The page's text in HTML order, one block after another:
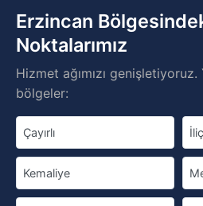
Erzincan
Noktalarımız
Hizmet ağımızı
bölgeler:
Çayırlı İliç
Kemaliye